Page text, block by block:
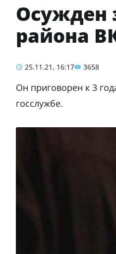
Осужден
района
25.11.21, 16:17 3658
Он приговорен к 3
госслужбе.